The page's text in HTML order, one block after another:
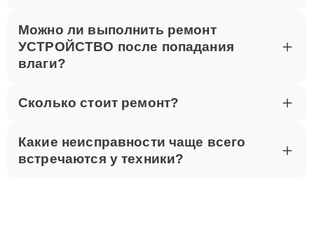
Можно ли выполнить ремонт
УСТРОЙСТВО после попадания
влаги?
Сколько стоит ремонт?
Какие неисправности чаще всего
встречаются у техники?